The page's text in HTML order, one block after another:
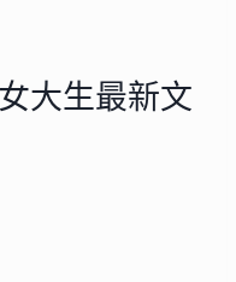
大生最新文